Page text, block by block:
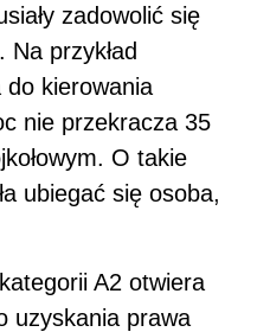
zadowolić się
przykład
do kierowania
nie przekracza 35
O takie
ubiegać się osoba,
A2 otwiera
uzyskania prawa